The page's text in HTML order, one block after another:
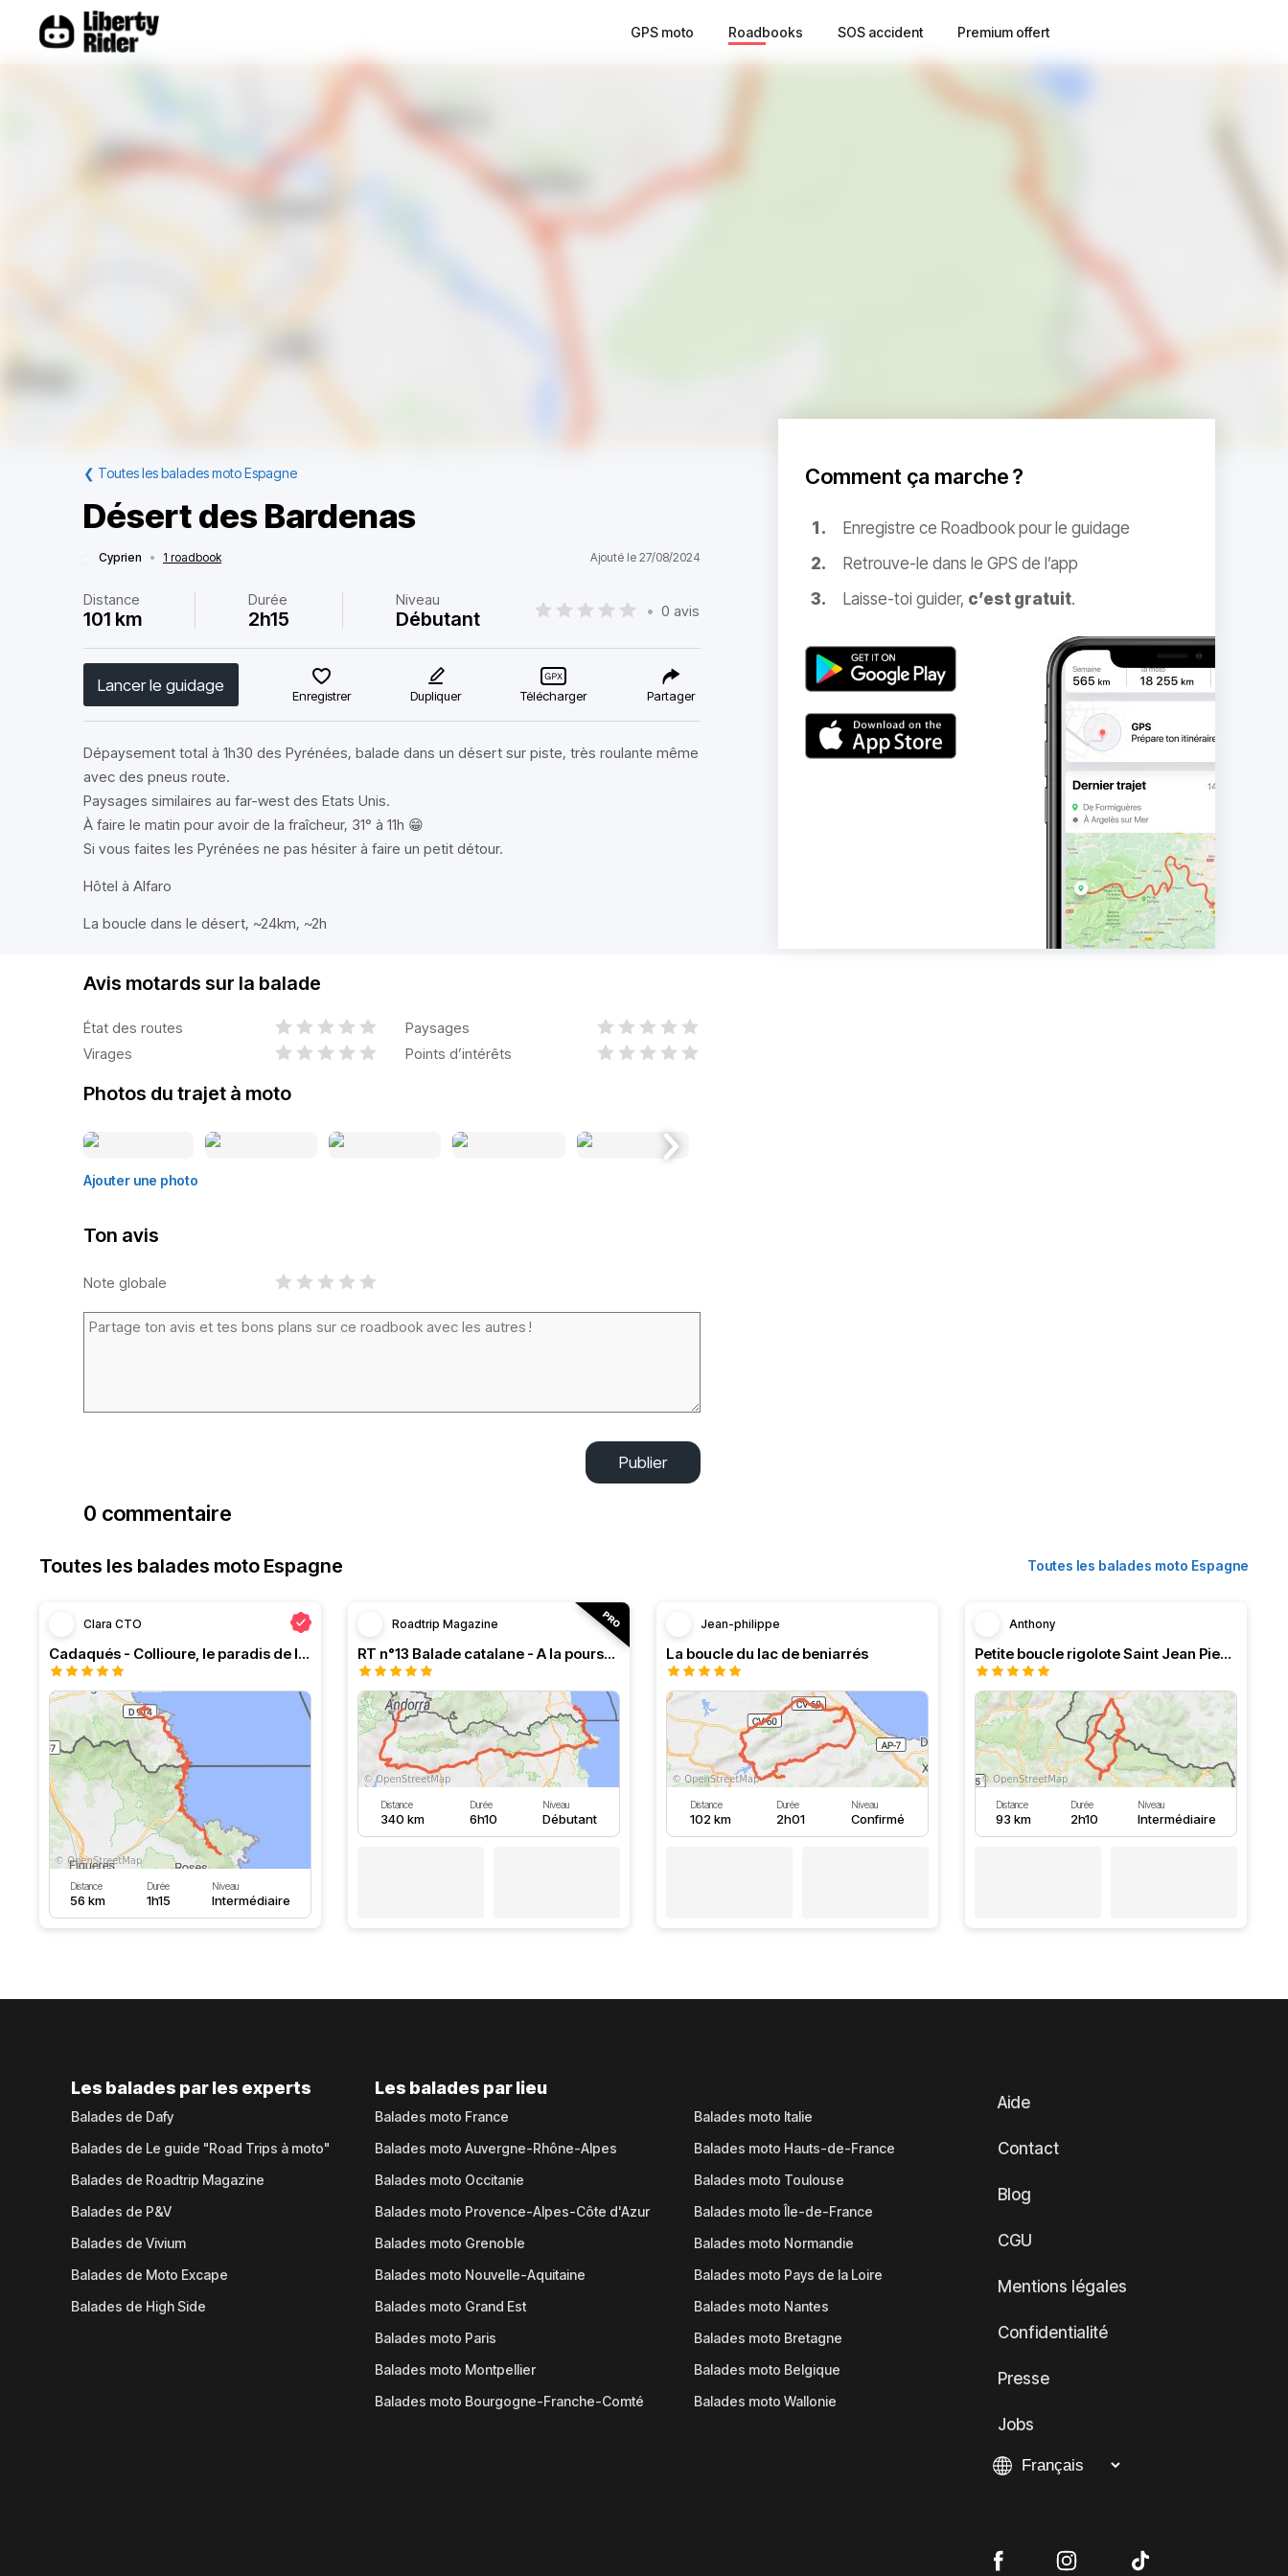
GPS moto Roadbooks SOS accident Premium offert
❮ Toutes les balades moto Espagne
Désert des Bardenas
Cyprien • 1 roadbook Ajouté le 27/08/2024
Distance
101 km
Durée
2h15
Niveau
Débutant • 0 avis
Lancer le guidage
Enregistrer Dupliquer Télécharger Partager
Dépaysement total à 1h30 des Pyrénées, balade dans un désert sur piste, très roulante même
avec des pneus route.
Paysages similaires au far-west des Etats Unis.
À faire le matin pour avoir de la fraîcheur, 31° à 11h 😁
Si vous faites les Pyrénées ne pas hésiter à faire un petit détour.
Hôtel à Alfaro
La boucle dans le désert, ~24km, ~2h
Comment ça marche ?
Enregistre ce Roadbook pour le guidage
Retrouve-le dans le GPS de l’app
Laisse-toi guider, c’est gratuit.
Avis motards sur la balade
État des routes
Paysages
Virages
Points d’intérêts
Photos du trajet à moto
Ajouter une photo
Ton avis
Note globale
Publier
0 commentaire
Toutes les balades moto Espagne Toutes les balades moto Espagne
Clara CTO
Cadaqués - Collioure, le paradis de la moto
Distance
56 km
Durée
1h15
Niveau
Intermédiaire
Roadtrip Magazine
RT n°13 Balade catalane - A la poursuite de l’authentique
Distance
340 km
Durée
6h10
Niveau
Débutant
Jean-philippe
La boucle du lac de beniarrés
Distance
102 km
Durée
2h01
Niveau
Confirmé
Anthony
Petite boucle rigolote Saint Jean Pied de Port
Distance
93 km
Durée
2h10
Niveau
Intermédiaire
Les balades par les experts
Balades de Dafy
Balades de Le guide "Road Trips à moto"
Balades de Roadtrip Magazine
Balades de P&V
Balades de Vivium
Balades de Moto Excape
Balades de High Side
Les balades par lieu
Balades moto France
Balades moto Auvergne-Rhône-Alpes
Balades moto Occitanie
Balades moto Provence-Alpes-Côte d'Azur
Balades moto Grenoble
Balades moto Nouvelle-Aquitaine
Balades moto Grand Est
Balades moto Paris
Balades moto Montpellier
Balades moto Bourgogne-Franche-Comté
Balades moto Italie
Balades moto Hauts-de-France
Balades moto Toulouse
Balades moto Île-de-France
Balades moto Normandie
Balades moto Pays de la Loire
Balades moto Nantes
Balades moto Bretagne
Balades moto Belgique
Balades moto Wallonie
Aide
Contact
Blog
CGU
Mentions légales
Confidentialité
Presse
Jobs